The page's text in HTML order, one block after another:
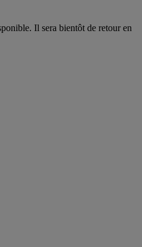
Il sera bientôt de retour en